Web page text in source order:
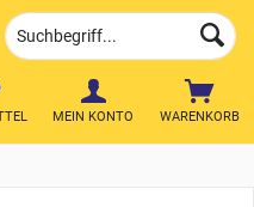
WARENKORB
MEIN KONTO